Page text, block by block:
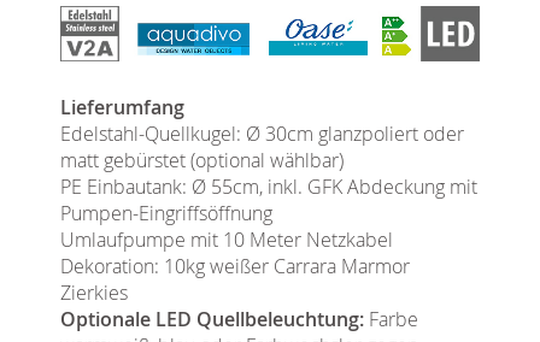
Lieferumfang
Edelstahl-Quellkugel: Ø 30cm glanzpoliert oder
matt gebürstet (optional wählbar)
PE Einbautank: Ø 55cm, inkl. GFK Abdeckung mit
Pumpen-Eingriffsöffnung
Umlaufpumpe mit 10 Meter Netzkabel
Dekoration: 10kg weißer Carrara Marmor
Zierkies
Optionale LED Quellbeleuchtung: Farbe